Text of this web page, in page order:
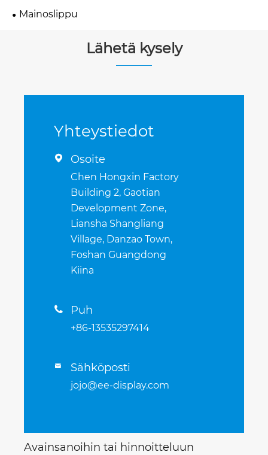
Mainoslippu
Lähetä kysely
Yhteystiedot
 Osoite
Chen Hongxin Factory
Building 2, Gaotian
Development Zone,
Liansha Shangliang
Village, Danzao Town,
Foshan Guangdong
Kiina
 Puh
+86-13535297414
 Sähköposti
jojo@ee-display.com
Avainsanoihin tai hinnoitteluun